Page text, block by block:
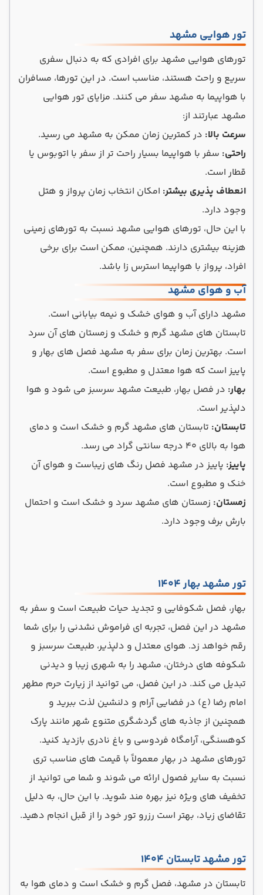
تور هوایی مشهد
تورهای هوایی مشهد برای افرادی که به دنبال سفری
سریع و راحت هستند، مناسب است. در این تورها، مسافران
با هواپیما به مشهد سفر می کنند. مزایای تور هوایی
مشهد عبارتند از:
سرعت بالا: در کمترین زمان ممکن به مشهد می رسید.
راحتی: سفر با هواپیما بسیار راحت تر از سفر با اتوبوس یا
قطار است.
انعطاف پذیری بیشتر: امکان انتخاب زمان پرواز و هتل
وجود دارد.
با این حال، تورهای هوایی مشهد نسبت به تورهای زمینی
هزینه بیشتری دارند. همچنین، ممکن است برای برخی
افراد، پرواز با هواپیما استرس زا باشد.
آب و هوای مشهد
مشهد دارای آب و هوای خشک و نیمه بیابانی است.
تابستان های مشهد گرم و خشک و زمستان های آن سرد
است. بهترین زمان برای سفر به مشهد فصل های بهار و
پاییز است که هوا معتدل و مطبوع است.
بهار: در فصل بهار، طبیعت مشهد سرسبز می شود و هوا
دلپذیر است.
تابستان: تابستان های مشهد گرم و خشک است و دمای
هوا به بالای 40 درجه سانتی گراد می رسد.
پاییز: پاییز در مشهد فصل رنگ های زیباست و هوای آن
خنک و مطبوع است.
زمستان: زمستان های مشهد سرد و خشک است و احتمال
بارش برف وجود دارد.
تور مشهد بهار 1404
بهار، فصل شکوفایی و تجدید حیات طبیعت است و سفر به
مشهد در این فصل، تجربه ای فراموش نشدنی را برای شما
رقم خواهد زد. هوای معتدل و دلپذیر، طبیعت سرسبز و
شکوفه های درختان، مشهد را به شهری زیبا و دیدنی
تبدیل می کند. در این فصل، می توانید از زیارت حرم مطهر
امام رضا (ع) در فضایی آرام و دلنشین لذت ببرید و
همچنین از جاذبه های گردشگری متنوع شهر مانند پارک
کوهسنگی، آرامگاه فردوسی و باغ نادری بازدید کنید.
تورهای مشهد در بهار معمولاً با قیمت های مناسب تری
نسبت به سایر فصول ارائه می شوند و شما می توانید از
تخفیف های ویژه نیز بهره مند شوید. با این حال، به دلیل
تقاضای زیاد، بهتر است رزرو تور خود را از قبل انجام دهید.
تور مشهد تابستان 1404
تابستان در مشهد، فصل گرم و خشک است و دمای هوا به